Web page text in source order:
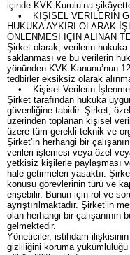
içinde KVK Kurulu’na
• KİŞİSEL VERİLERİN
HUKUKA AYKIRI OLARAK
ÖNLENMESİ İÇİN ALINAN
Şirket olarak, verilerin
saklanması ve bu verilerin
yönünden KVK Kanunu’nun
tedbirler eksiksiz olarak
• Kişisel Verilerin
Şirket tarafından hukuka
güvenliğine tabidir. Şirket,
üzerinden toplanan kişisel
üzere tüm gerekli teknik ve
Şirket’in herhangi bir
verileri işlemesi veya özel
yetkisiz kişilerle paylaşması
hale getirmeleri yasaktır.
konusu görevlerinin türü ve
erişebilir. Bunun için rol ve
ayrıştırılmaktadır. Şirket’in
olan herhangi bir
gelmektedir.
Yöneticiler, istihdam ilişkisinin
gizliliğini koruma